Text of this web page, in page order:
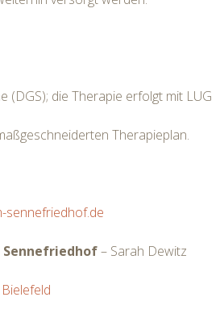
(DGS); die Therapie erfolgt mit LUG
Therapieplan.
sennefriedhof.de
Sennefriedhof– Sarah Dewitz